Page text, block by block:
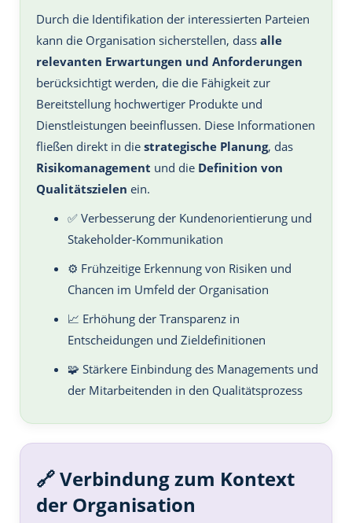
Durch die Identifikation der interessierten Parteien
kann die Organisation sicherstellen, dass alle
relevanten Erwartungen und Anforderungen
berücksichtigt werden, die die Fähigkeit zur
Bereitstellung hochwertiger Produkte und
Dienstleistungen beeinflussen. Diese Informationen
fließen direkt in die strategische Planung, das
Risikomanagement und die Definition von
Qualitätszielen ein.
✅ Verbesserung der Kundenorientierung und
Stakeholder-Kommunikation
⚙️ Frühzeitige Erkennung von Risiken und
Chancen im Umfeld der Organisation
📈 Erhöhung der Transparenz in
Entscheidungen und Zieldefinitionen
🧩 Stärkere Einbindung des Managements und
der Mitarbeitenden in den Qualitätsprozess
🔗 Verbindung zum Kontext
der Organisation